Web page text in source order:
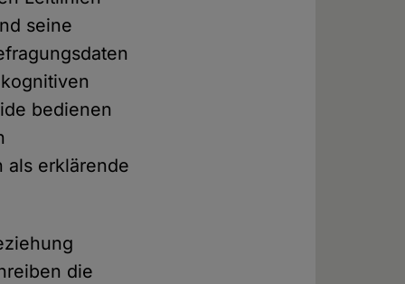
seine
bedienen
als erklärende
die